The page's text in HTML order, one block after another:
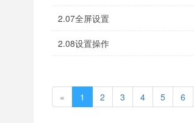
2.07全屏设置
2.08设置操作
« 1 2 3 4 5 6